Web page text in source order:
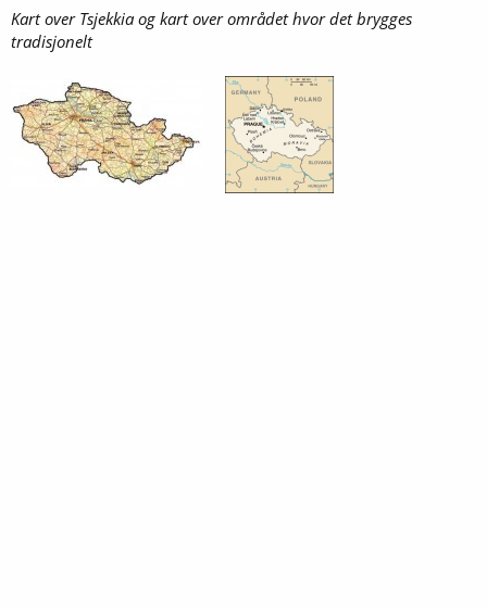
Kart over Tsjekkia og kart over området hvor det brygges
tradisjonelt